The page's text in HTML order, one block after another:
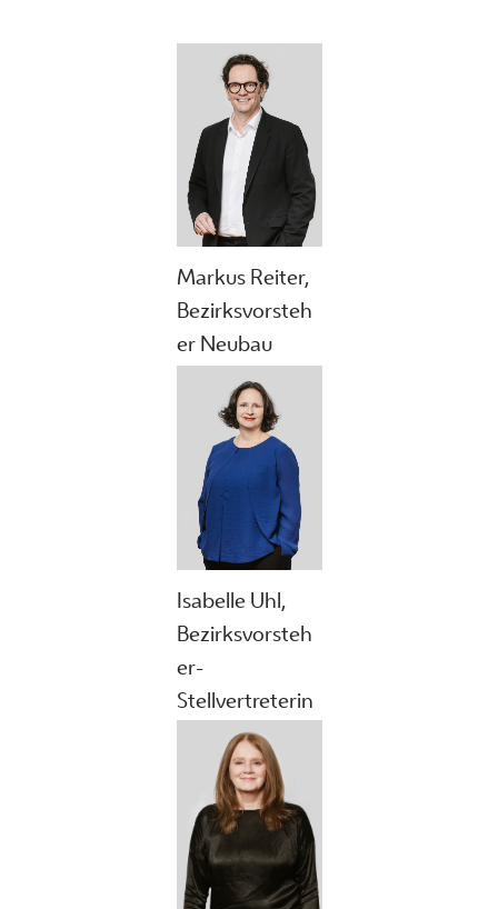
Markus Reiter,
Bezirksvorsteh
er Neubau
Isabelle Uhl,
Bezirksvorsteh
er-
Stellvertreterin